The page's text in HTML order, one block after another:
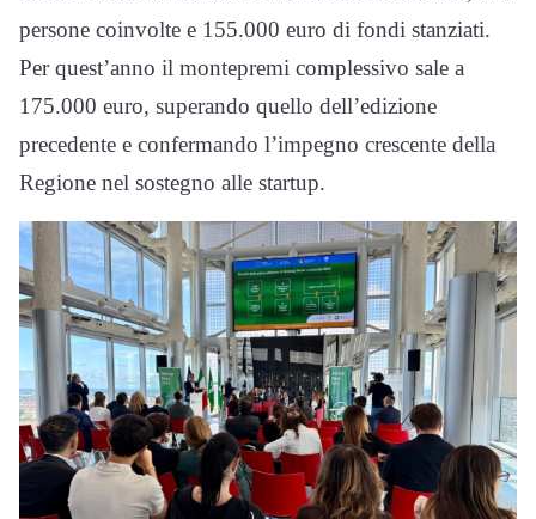
persone coinvolte e 155.000 euro di fondi stanziati.
Per quest’anno il montepremi complessivo sale a
175.000 euro, superando quello dell’edizione
precedente e confermando l’impegno crescente della
Regione nel sostegno alle startup.